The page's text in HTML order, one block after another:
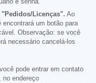
e senha.
"Pedidos/Licenças". Ao
encontrará um botão para
Observação: se você
necessário cancelá-los
pode entrar em contato
no endereço